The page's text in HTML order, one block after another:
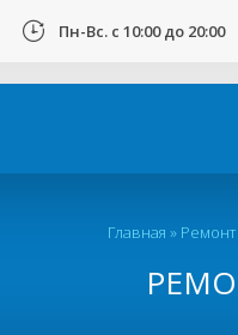
Пн-Вс. с 10:00 до 20:00
Главная » Ремонт